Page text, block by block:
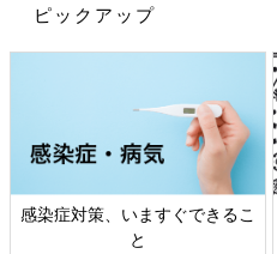
ピックアップ
感染症対策、いますぐできるこ
と